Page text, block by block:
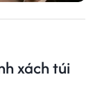
xách túi